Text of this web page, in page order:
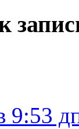
9:53